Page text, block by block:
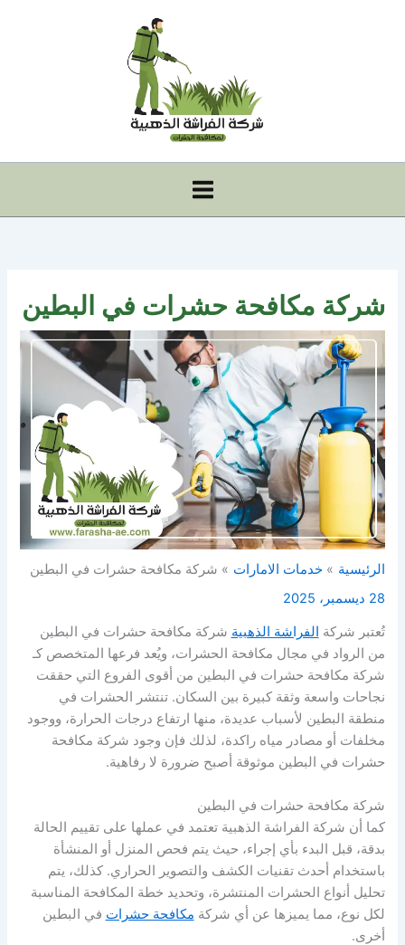
شركة مكافحة حشرات في البطين
الرئيسية خدمات الامارات
شركة مكافحة حشرات في البطين
28 ديسمبر، 2025
تُعتبر شركة الفراشة الذهبية شركة مكافحة حشرات في البطين
من الرواد في مجال مكافحة الحشرات، ويُعد فرعها المتخصص كـ
شركة مكافحة حشرات في البطين من أقوى الفروع التي حققت
نجاحات واسعة وثقة كبيرة بين السكان. تنتشر الحشرات في
منطقة البطين لأسباب عديدة، منها ارتفاع درجات الحرارة، ووجود
مخلفات أو مصادر مياه راكدة، لذلك فإن وجود شركة مكافحة
حشرات في البطين موثوقة أصبح ضرورة لا رفاهية.
شركة مكافحة حشرات في البطين
كما أن شركة الفراشة الذهبية تعتمد في عملها على تقييم الحالة
بدقة، قبل البدء بأي إجراء، حيث يتم فحص المنزل أو المنشأة
باستخدام أحدث تقنيات الكشف والتصوير الحراري. كذلك، يتم
تحليل أنواع الحشرات المنتشرة، وتحديد خطة المكافحة المناسبة
لكل نوع، مما يميزها عن أي شركة مكافحة حشرات في البطين
أخرى.